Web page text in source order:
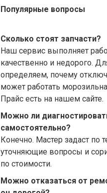
Популярные вопросы
Сколько стоят запчасти?
Наш сервис выполняет
качественно и недорого.
определяем, почему
может работать
Прайс есть на нашем сайте.
Можно ли
самостоятельно?
Конечно. Мастер задаст по
уточняющие вопросы и
по стоимости.
Можно отказаться от